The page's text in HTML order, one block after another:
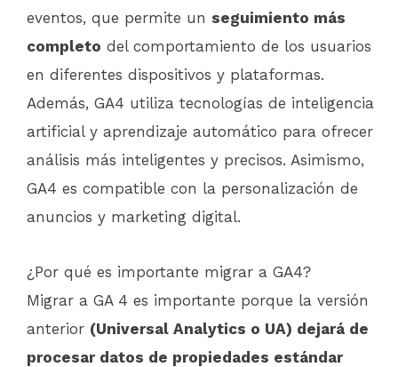
eventos, que permite un seguimiento más
completo del comportamiento de los usuarios
en diferentes dispositivos y plataformas.
Además, GA4 utiliza tecnologías de inteligencia
artificial y aprendizaje automático para ofrecer
análisis más inteligentes y precisos. Asimismo,
GA4 es compatible con la personalización de
anuncios y marketing digital.
¿Por qué es importante migrar a GA4?
Migrar a GA 4 es importante porque la versión
anterior (Universal Analytics o UA) dejará de
procesar datos de propiedades estándar